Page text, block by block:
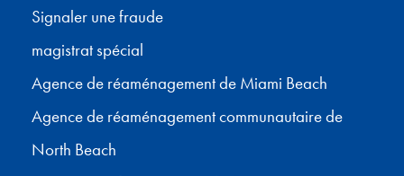
Signaler une fraude
magistrat spécial
Agence de réaménagement de Miami Beach
Agence de réaménagement communautaire de
North Beach